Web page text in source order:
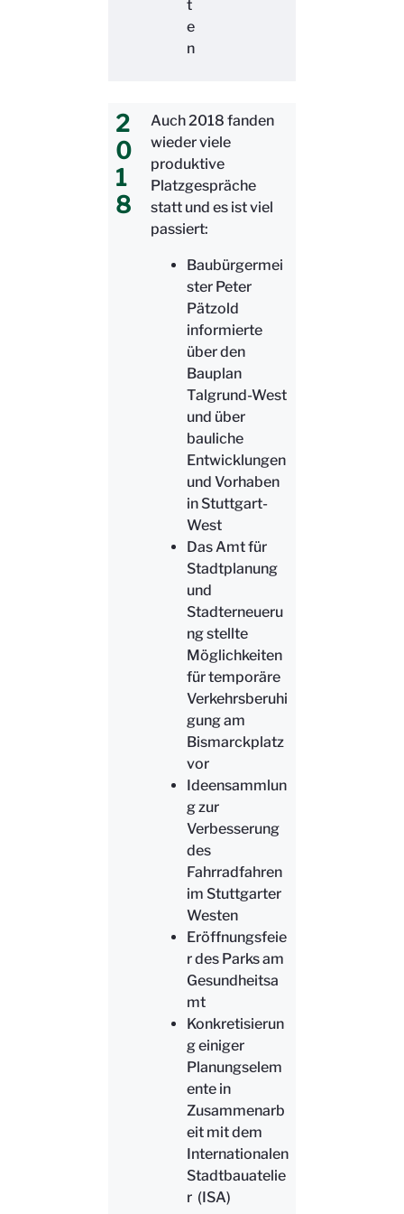
t
e
n
2
0
1
8
Auch 2018 fanden
wieder viele
produktive
Platzgespräche
statt und es ist viel
passiert:
Baubürgermei
ster Peter
Pätzold
informierte
über den
Bauplan
Talgrund-West
und über
bauliche
Entwicklungen
und Vorhaben
in Stuttgart-
West
Das Amt für
Stadtplanung
und
Stadterneueru
ng stellte
Möglichkeiten
für temporäre
Verkehrsberuhi
gung am
Bismarckplatz
vor
Ideensammlun
g zur
Verbesserung
des
Fahrradfahren
im Stuttgarter
Westen
Eröffnungsfeie
r des Parks am
Gesundheitsa
mt
Konkretisierun
g einiger
Planungselem
ente in
Zusammenarb
eit mit dem
Internationalen
Stadtbauatelie
r (ISA)